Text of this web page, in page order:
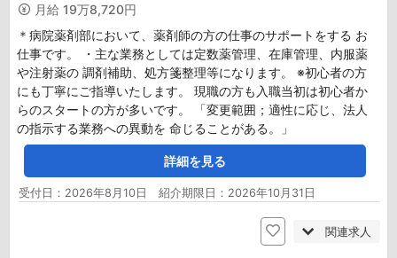
月給 19万8,720円
＊病院薬剤部において、薬剤師の方の仕事のサポートをする お
仕事です。 ・主な業務としては定数薬管理、在庫管理、内服薬
や注射薬の 調剤補助、処方箋整理等になります。 ※初心者の方
にも丁寧にご指導いたします。 現職の方も入職当初は初心者か
らのスタートの方が多いです。 「変更範囲；適性に応じ、法人
の指示する業務への異動を 命じることがある。」
詳細を見る
受付日：2026年8月10日 紹介期限日：2026年10月31日
関連求人